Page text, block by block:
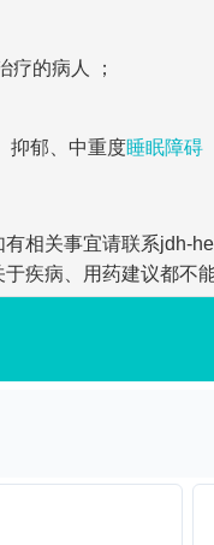
的病人 ；
、抑郁、中重度睡眠障碍
相关事宜请联系jdh-
疾病、用药建议都不